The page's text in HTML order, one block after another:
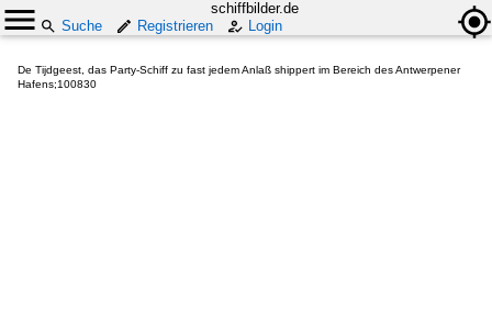
schiffbilder.de
Suche
Registrieren Login
De Tijdgeest, das Party-Schiff zu fast jedem Anlaß shippert im Bereich des Antwerpener
Hafens;100830